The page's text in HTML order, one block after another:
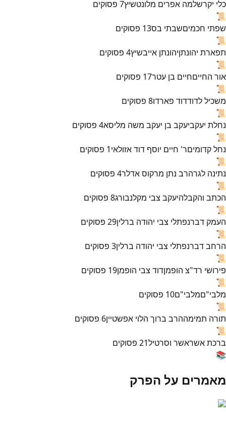
כלי יקרשלמה אפרים מלונטשיץ7 פסוקים
📜
שפתי חכמיםשבתי בס13 פסוקים
📜
תפארת יהונתןיהונתן אייבשיץ4 פסוקים
📜
אור החייםחיים בן עטר17 פסוקים
📜
משכיל לדודדוד פארדו8 פסוקים
📜
נחלת יעקביעקב בן יעקב משה מליסא4 פסוקים
📜
נחל קדומיםר' חיים יוסף דוד אזולאי1 פסוקים
📜
נתינה לגרהרב נתן מרקוס אדלר4 פסוקים
📜
הכתב והקבלהיעקב צבי מקלנבורג8 פסוקים
📜
העמק דברנפתלי צבי יהודה ברלין29 פסוקים
📜
הרחב דברנפתלי צבי יהודה ברלין3 פסוקים
📜
פירושי רד"צ הופמןדוד צבי הופמן19 פסוקים
📜
מלבי"םמלבי"ם10 פסוקים
📜
תורה תמימההרב ברוך הלוי אפשטיין6 פסוקים
📜
ברכת אשראשר וסרטיל21 פסוקים
📚
מאמרים על הפרק